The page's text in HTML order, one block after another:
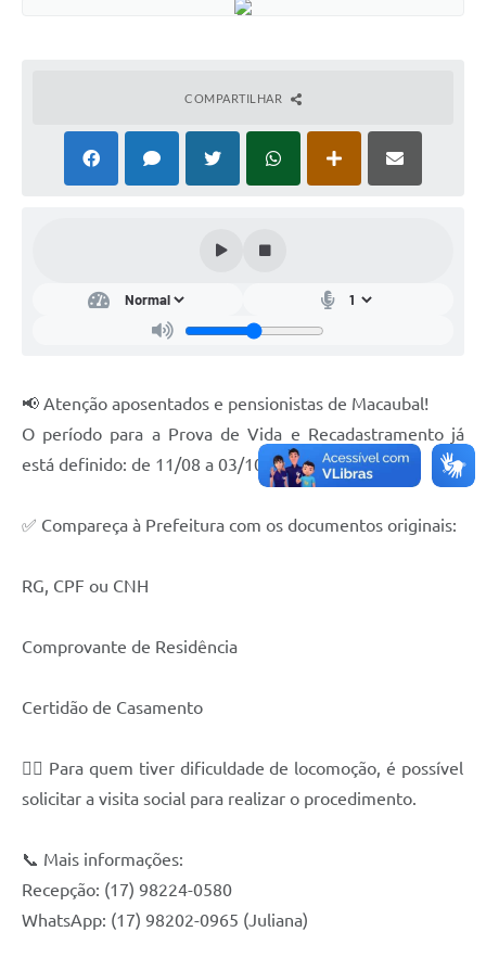
Arquivos para Download
Galeria de Vídeos
Serviços Online
Emprega
Enquete
COMPARTILHAR
📢 Atenção aposentados e pensionistas de Macaubal!
O período para a Prova de Vida e Recadastramento já
está definido: de 11/08 a 03/10.
✅ Compareça à Prefeitura com os documentos originais:
RG, CPF ou CNH
Comprovante de Residência
Certidão de Casamento
🚶‍♂️ Para quem tiver dificuldade de locomoção, é possível
solicitar a visita social para realizar o procedimento.
📞 Mais informações:
Recepção: (17) 98224-0580
WhatsApp: (17) 98202-0965 (Juliana)